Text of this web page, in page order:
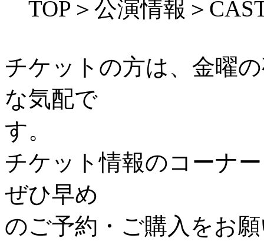
TOP＞公演情報＞
チケットの方は、金曜
な気配で
す。
チケット情報のコーナ
ぜひ早め
のご予約・ご購入をお